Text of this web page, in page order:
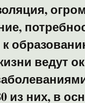
ведут
из них, в